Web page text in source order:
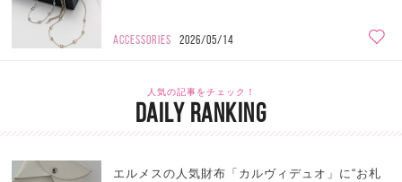
ACCESSORIES 2026/05/14
人気の記事をチェック！
DAILY RANKING
エルメスの人気財布「カルヴィデュオ」に“お札